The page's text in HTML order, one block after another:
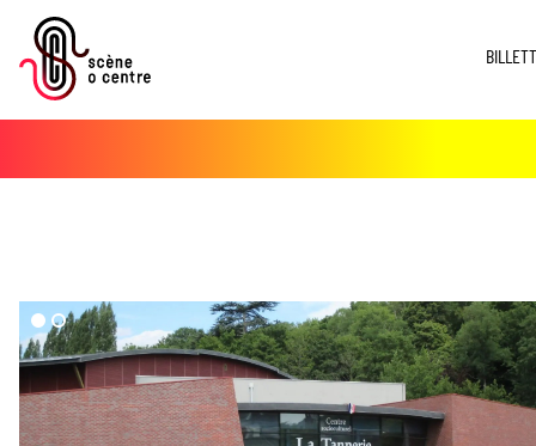
dd($imgs->media)